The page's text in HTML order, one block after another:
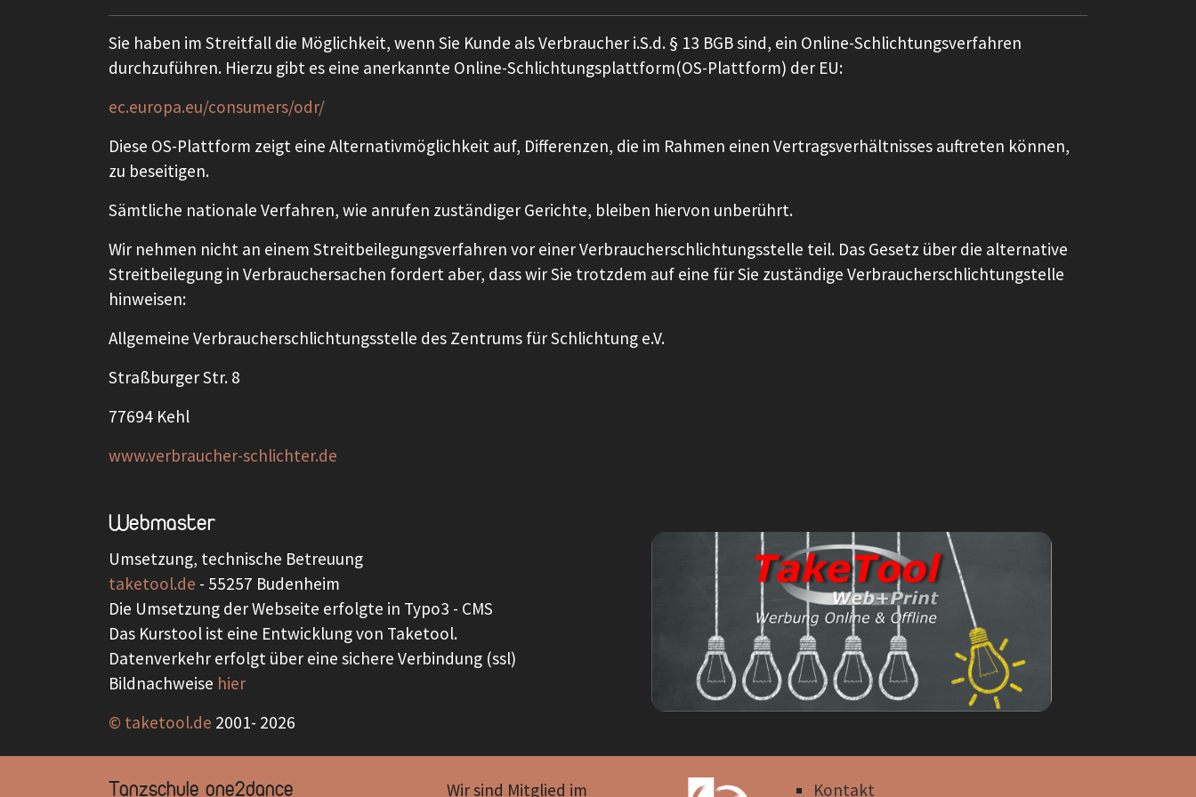
Sie haben im Streitfall die Möglichkeit, wenn Sie Kunde als Verbraucher i.S.d. § 13 BGB sind, ein Online-Schlichtungsverfahren
durchzuführen. Hierzu gibt es eine anerkannte Online-Schlichtungsplattform(OS-Plattform) der EU:
ec.europa.eu/consumers/odr/
Diese OS-Plattform zeigt eine Alternativmöglichkeit auf, Differenzen, die im Rahmen einen Vertragsverhältnisses auftreten können,
zu beseitigen.
Sämtliche nationale Verfahren, wie anrufen zuständiger Gerichte, bleiben hiervon unberührt.
Wir nehmen nicht an einem Streitbeilegungsverfahren vor einer Verbraucherschlichtungsstelle teil. Das Gesetz über die alternative
Streitbeilegung in Verbrauchersachen fordert aber, dass wir Sie trotzdem auf eine für Sie zuständige Verbraucherschlichtungstelle
hinweisen:
Allgemeine Verbraucherschlichtungsstelle des Zentrums für Schlichtung e.V.
Straßburger Str. 8
77694 Kehl
www.verbraucher-schlichter.de
Webmaster
Umsetzung, technische Betreuung
taketool.de - 55257 Budenheim
Die Umsetzung der Webseite erfolgte in Typo3 - CMS
Das Kurstool ist eine Entwicklung von Taketool.
Datenverkehr erfolgt über eine sichere Verbindung (ssl)
Bildnachweise hier
© taketool.de 2001- 2026
Tanzschule one2dance Wir sind Mitglied im Kontakt